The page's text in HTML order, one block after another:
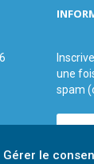
Gérer le
une
spam